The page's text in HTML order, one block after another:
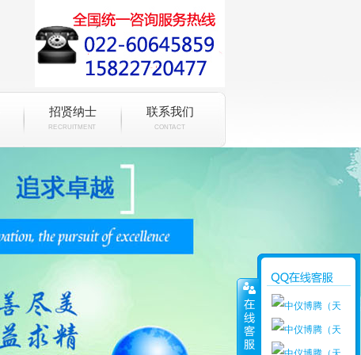
招贤纳士
RECRUITMENT
联系我们
CONTACT